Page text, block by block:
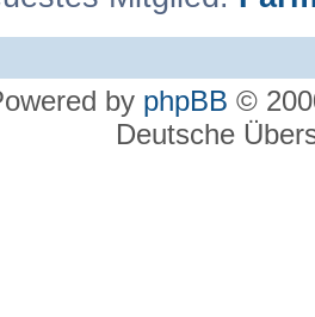
by phpBB ©
Deutsche